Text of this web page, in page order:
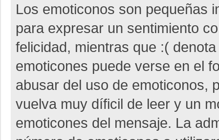
Los emoticonos son pequeñas
para expresar un sentimiento
felicidad, mientras que :(
emoticones puede verse en el
abusar del uso de emoticonos,
vuelva muy díficil de leer y un
emoticones del mensaje. La